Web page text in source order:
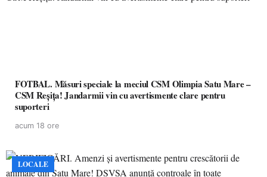
FOTBAL. Măsuri speciale la meciul CSM Olimpia Satu Mare –
CSM Reșița! Jandarmii vin cu avertismente clare pentru
suporteri
acum 18 ore
LOCALE